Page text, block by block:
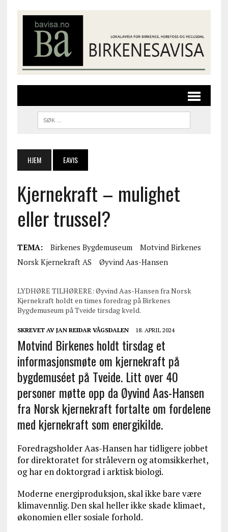
HJEM EAVIS
Kjernekraft – mulighet
eller trussel?
TEMA: Birkenes Bygdemuseum
Motvind Birkenes
Norsk Kjernekraft AS
Øyvind Aas-Hansen
LYDHØRE TILHØRERE: Øyvind Aas-Hansen fra Norsk
Kjernekraft holdt en times foredrag på Birkenes
Bygdemuseum på Tveide tirsdag kveld.
SKREVET AV JAN REIDAR VÅGSDALEN 18. APRIL 2024
Motvind Birkenes holdt tirsdag et
informasjonsmøte om kjernekraft på
bygdemuséet på Tveide. Litt over 40
personer møtte opp da Øyvind Aas-Hansen
fra Norsk kjernekraft fortalte om fordelene
med kjernekraft som energikilde.
Foredragsholder Aas-Hansen har tidligere jobbet
for direktoratet for strålevern og atomsikkerhet,
og har en doktorgrad i arktisk biologi.
Moderne energiproduksjon, skal ikke bare være
klimavennlig. Den skal heller ikke skade klimaet,
økonomien eller sosiale forhold.